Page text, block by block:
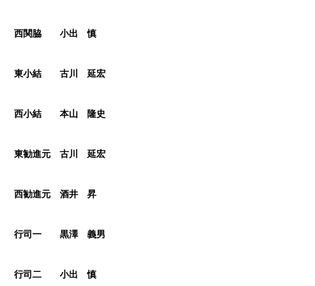
西関脇 小出 慎
東小結 古川 延宏
西小結 本山 隆史
東勧進元 古川 延宏
西勧進元 酒井 昇
行司一 黒澤 義男
行司二 小出 慎